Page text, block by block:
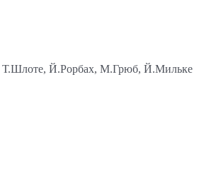
Й.Рорбах, М.Грюб, Й.Мильке